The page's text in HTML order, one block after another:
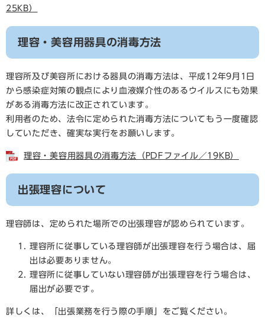
25KB）
理容・美容用器具の消毒方法
理容所及び美容所における器具の消毒方法は、平成12年9月1日
から感染症対策の観点により血液媒介性のあるウイルスにも効果
がある消毒方法に改正されています。
利用者のため、法令に定められた消毒方法についてもう一度確認
していただき、確実な実行をお願いします。
理容・美容用器具の消毒方法（PDFファイル／19KB）
出張理容について
理容師は、定められた場所での出張理容が認められています。
理容所に従事している理容師が出張理容を行う場合は、届
出は必要ありません。
理容所に従事していない理容師が出張理容を行う場合は、
届出が必要です。
詳しくは、「出張業務を行う際の手順」をご覧ください。